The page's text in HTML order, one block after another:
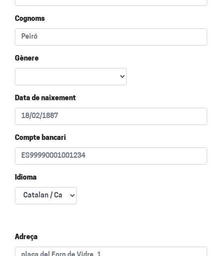
Cognoms
Gènere
Data de naixement
Compte bancari
Idioma
Adreça